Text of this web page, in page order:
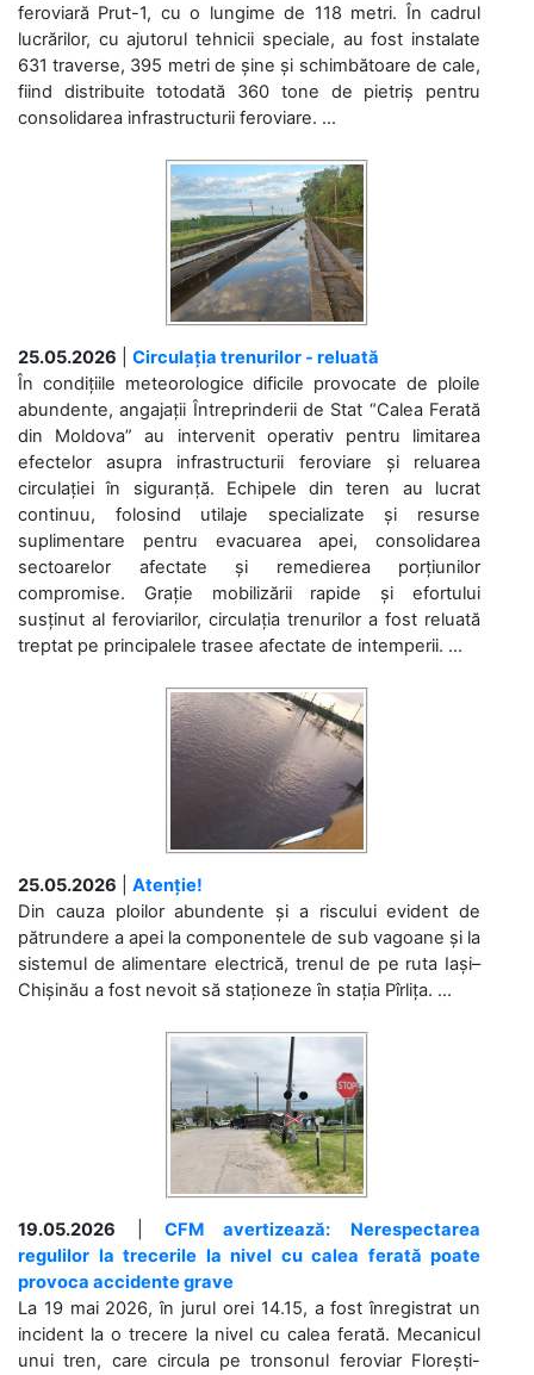
feroviară Prut-1, cu o lungime de 118 metri. În cadrul
lucrărilor, cu ajutorul tehnicii speciale, au fost instalate
631 traverse, 395 metri de șine și schimbătoare de cale,
fiind distribuite totodată 360 tone de pietriș pentru
consolidarea infrastructurii feroviare. ...
25.05.2026
Circulația trenurilor - reluată
În condițiile meteorologice dificile provocate de ploile
abundente, angajații Întreprinderii de Stat “Calea Ferată
din Moldova” au intervenit operativ pentru limitarea
efectelor asupra infrastructurii feroviare și reluarea
circulației în siguranță. Echipele din teren au lucrat
continuu, folosind utilaje specializate și resurse
suplimentare pentru evacuarea apei, consolidarea
sectoarelor afectate și remedierea porțiunilor
compromise. Grație mobilizării rapide și efortului
susținut al feroviarilor, circulația trenurilor a fost reluată
treptat pe principalele trasee afectate de intemperii. ...
25.05.2026
Atenție!
Din cauza ploilor abundente și a riscului evident de
pătrundere a apei la componentele de sub vagoane și la
sistemul de alimentare electrică, trenul de pe ruta Iași–
Chișinău a fost nevoit să staționeze în stația Pîrlița. ...
19.05.2026
CFM avertizează: Nerespectarea
regulilor la trecerile la nivel cu calea ferată poate
provoca accidente grave
La 19 mai 2026, în jurul orei 14.15, a fost înregistrat un
incident la o trecere la nivel cu calea ferată. Mecanicul
unui tren, care circula pe tronsonul feroviar Florești-